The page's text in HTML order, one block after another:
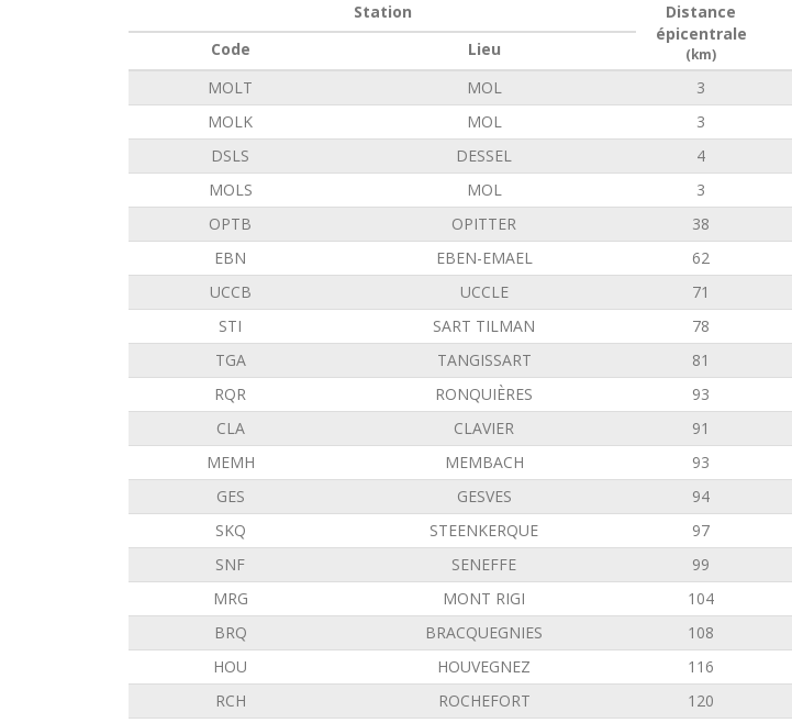
Station
Distance
épicentrale
(km)
Code
Lieu
MOLT
MOL 3
MOLK
MOL 3
DSLS
DESSEL 4
MOLS
MOL 3
OPTB
OPITTER 38
EBN
EBEN-EMAEL 62
UCCB
UCCLE 71
STI
SART TILMAN 78
TGA
TANGISSART 81
RQR
RONQUIÈRES 93
CLA
CLAVIER 91
MEMH
MEMBACH 93
GES
GESVES 94
SKQ
STEENKERQUE 97
SNF
SENEFFE 99
MRG
MONT RIGI 104
BRQ
BRACQUEGNIES 108
HOU
HOUVEGNEZ 116
RCH
ROCHEFORT 120